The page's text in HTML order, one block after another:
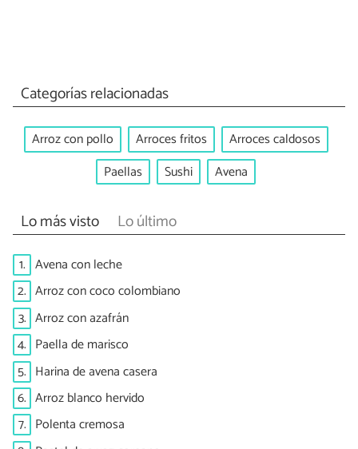
Categorías relacionadas
Arroz con pollo Arroces fritos
Arroces caldosos
Paellas
Sushi Avena
Lo más visto Lo último
1. Avena con leche
2. Arroz con coco colombiano
3. Arroz con azafrán
4. Paella de marisco
5. Harina de avena casera
6. Arroz blanco hervido
7. Polenta cremosa